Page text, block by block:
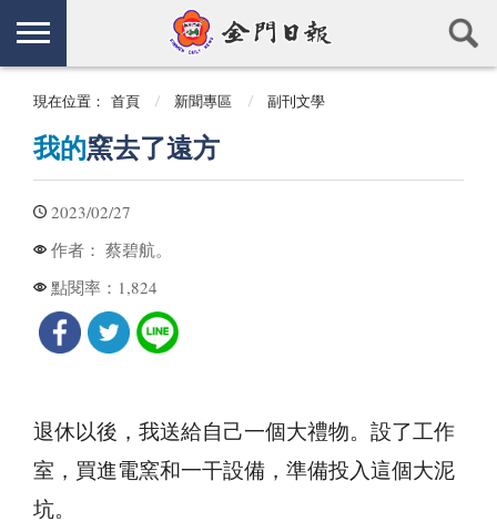
現在位置： 首頁 新聞專區 副刊文學
我的窯去了遠方
2023/02/27
作者： 蔡碧航。
點閱率： 1,824
退休以後，我送給自己一個大禮物。設了工作
室，買進電窯和一干設備，準備投入這個大泥
坑。